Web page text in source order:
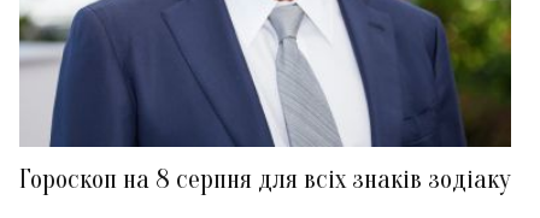
Гороскоп на 8 серпня для всіх знаків зодіаку